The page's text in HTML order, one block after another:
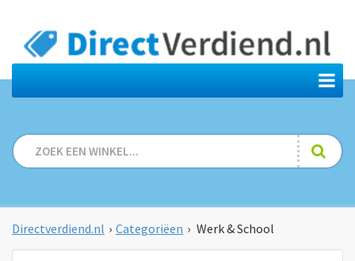
Directverdiend.nl › Categoriëen › Werk & School